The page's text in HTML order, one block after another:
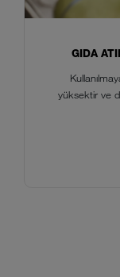
GIDA
yüksektir ve